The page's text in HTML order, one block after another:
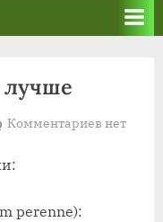
лучше
Комментариевкнет
perenne):